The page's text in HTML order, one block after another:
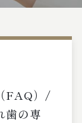
FAQ）/
歯の専